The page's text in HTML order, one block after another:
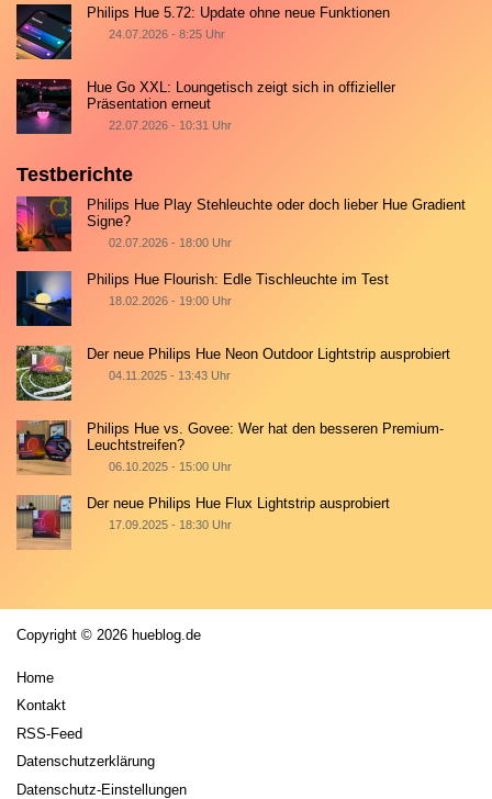
Philips Hue 5.72: Update ohne neue Funktionen
24.07.2026 - 8:25 Uhr
Hue Go XXL: Loungetisch zeigt sich in offizieller
Präsentation erneut
22.07.2026 - 10:31 Uhr
Testberichte
Philips Hue Play Stehleuchte oder doch lieber Hue Gradient
Signe?
02.07.2026 - 18:00 Uhr
Philips Hue Flourish: Edle Tischleuchte im Test
18.02.2026 - 19:00 Uhr
Der neue Philips Hue Neon Outdoor Lightstrip ausprobiert
04.11.2025 - 13:43 Uhr
Philips Hue vs. Govee: Wer hat den besseren Premium-
Leuchtstreifen?
06.10.2025 - 15:00 Uhr
Der neue Philips Hue Flux Lightstrip ausprobiert
17.09.2025 - 18:30 Uhr
Copyright © 2026 hueblog.de
Home
Kontakt
RSS-Feed
Datenschutzerklärung
Datenschutz-Einstellungen